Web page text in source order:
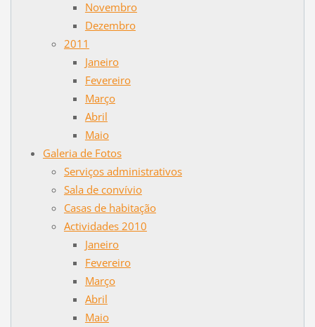
Novembro
Dezembro
2011
Janeiro
Fevereiro
Março
Abril
Maio
Galeria de Fotos
Serviços administrativos
Sala de convívio
Casas de habitação
Actividades 2010
Janeiro
Fevereiro
Março
Abril
Maio